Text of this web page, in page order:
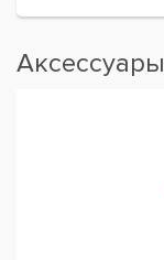
Аксессуары